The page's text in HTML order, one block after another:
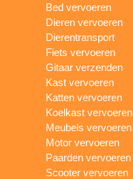
Bed vervoeren
Dieren vervoeren
Dierentransport
Fiets vervoeren
Gitaar verzenden
Kast vervoeren
Katten vervoeren
Koelkast vervoeren
Meubels vervoeren
Motor vervoeren
Paarden vervoeren
Scooter vervoeren